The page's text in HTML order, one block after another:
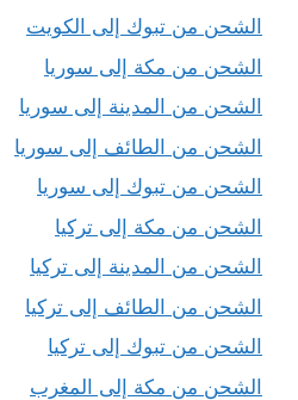
الشحن من تبوك إلى الكويت
الشحن من مكة إلى سوريا
الشحن من المدينة إلى سوريا
الشحن من الطائف إلى سوريا
الشحن من تبوك إلى سوريا
الشحن من مكة إلى تركيا
الشحن من المدينة إلى تركيا
الشحن من الطائف إلى تركيا
الشحن من تبوك إلى تركيا
الشحن من مكة إلى المغرب